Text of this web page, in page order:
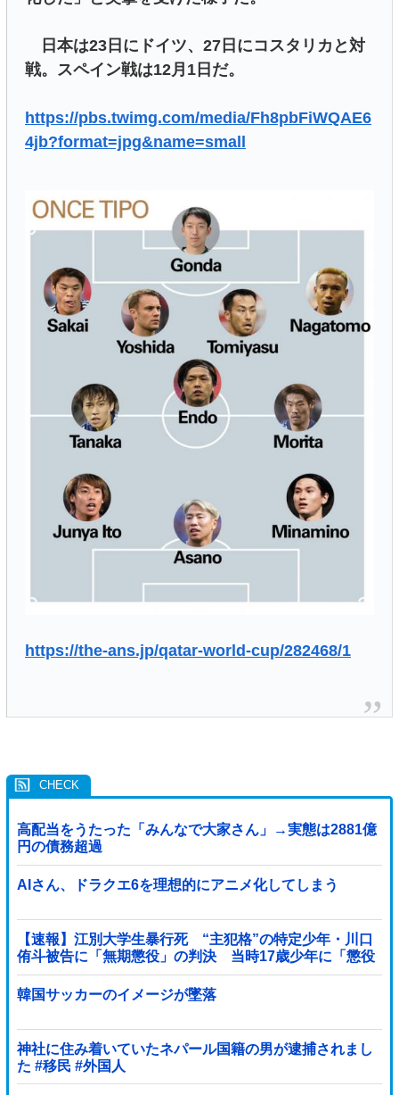
日本は23日にドイツ、27日にコスタリカと対
戦。スペイン戦は12月1日だ。
https://pbs.twimg.com/media/Fh8pbFiWQAE6
4jb?format=jpg&name=small
https://the-ans.jp/qatar-world-cup/282468/1
高配当をうたった「みんなで大家さん」→実態は2881億
円の債務超過
AIさん、ドラクエ6を理想的にアニメ化してしまう
【速報】江別大学生暴行死 “主犯格”の特定少年・川口
侑斗被告に「無期懲役」の判決 当時17歳少年に「懲役
30年」の判決
韓国サッカーのイメージが墜落
神社に住み着いていたネパール国籍の男が逮捕されまし
た #移民 #外国人